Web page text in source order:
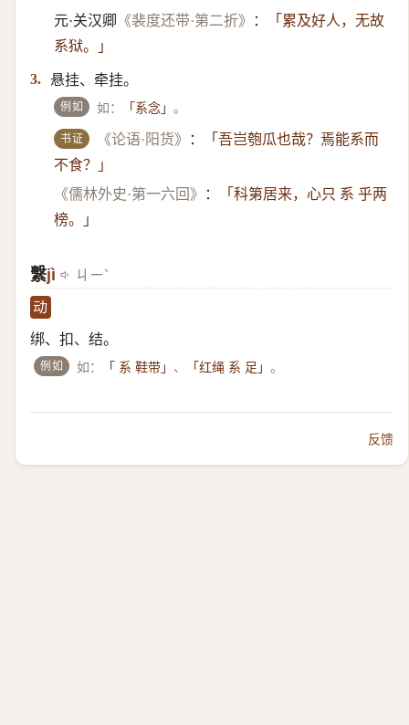
元·关汉卿 《裴度还带·第二折》 ：
「累及好人，无故
系狱。」
3. 悬挂、牵挂。
例如 如： 「系念」。
书证 《论语·阳货》 ：
「吾岂匏瓜也哉？焉能系而
不食？」
《儒林外史·第一六回》
：
「科第居来，心只 系 乎两
榜。」
繫jì ㄐㄧˋ
动
绑、扣、结。
例如 如： 「 系 鞋带」 、 「红绳 系 足」。
反馈